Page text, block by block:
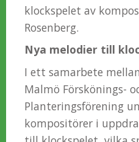
klockspelet av
Rosenberg.
Nya melodier till
I ett samarbete
Malmö Förskönings-
Planteringsförening
kompositörer i